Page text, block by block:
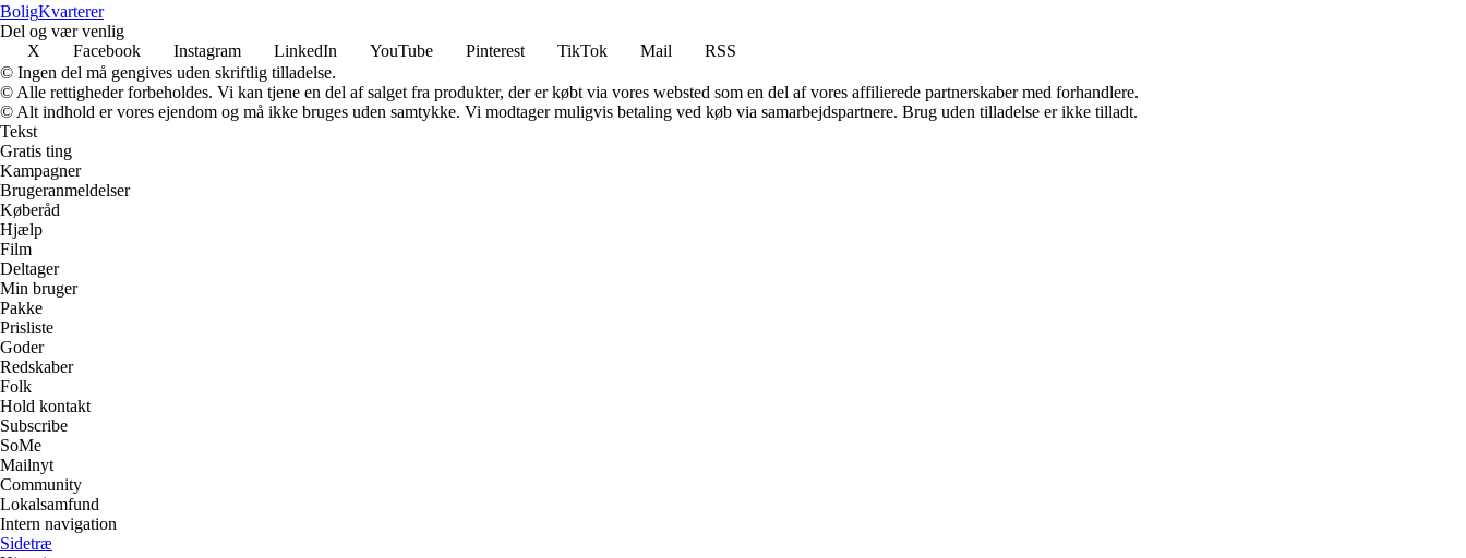
BoligKvarterer
Del og vær venlig
X
Facebook Instagram LinkedIn YouTube Pinterest TikTok Mail
RSS
© Ingen del må gengives uden skriftlig tilladelse.
© Alle rettigheder forbeholdes. Vi kan tjene en del af salget fra produkter, der er købt via vores websted som en del af vores affilierede partnerskaber med forhandlere.
© Alt indhold er vores ejendom og må ikke bruges uden samtykke. Vi modtager muligvis betaling ved køb via samarbejdspartnere. Brug uden tilladelse er ikke tilladt.
Tekst
Gratis ting
Kampagner
Brugeranmeldelser
Køberåd
Hjælp
Film
Deltager
Min bruger
Pakke
Prisliste
Goder
Redskaber
Folk
Hold kontakt
Subscribe
SoMe
Mailnyt
Community
Lokalsamfund
Intern navigation
Sidetræ